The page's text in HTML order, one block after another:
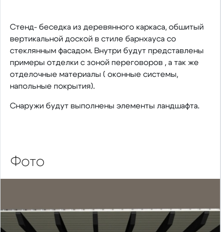
Стенд- беседка из деревянного каркаса, обшитый
вертикальной доской в стиле барнхауса со
стеклянным фасадом. Внутри будут представлены
примеры отделки с зоной переговоров , а так же
отделочные материалы ( оконные системы,
напольные покрытия).
Снаружи будут выполнены элементы ландшафта.
Фото